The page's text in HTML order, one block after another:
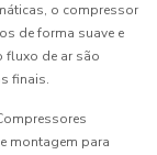
o compressor
de forma suave e
fluxo de ar são
finais.
montagem para